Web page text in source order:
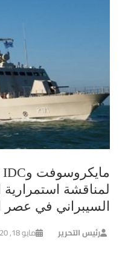
لمناقشة
السيبراني في
رئيس التحرير مايو 18, 2020